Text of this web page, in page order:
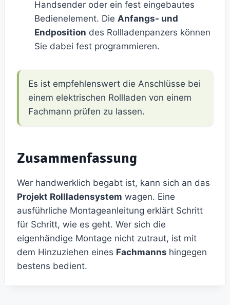
Handsender oder ein fest eingebautes
Bedienelement. Die Anfangs- und
Endposition des Rollladenpanzers können
Sie dabei fest programmieren.
Es ist empfehlenswert die Anschlüsse bei
einem elektrischen Rollladen von einem
Fachmann prüfen zu lassen.
Zusammenfassung
Wer handwerklich begabt ist, kann sich an das
Projekt Rollladensystem wagen. Eine
ausführliche Montageanleitung erklärt Schritt
für Schritt, wie es geht. Wer sich die
eigenhändige Montage nicht zutraut, ist mit
dem Hinzuziehen eines Fachmanns hingegen
bestens bedient.